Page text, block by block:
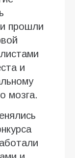
прошли
и
мозга.